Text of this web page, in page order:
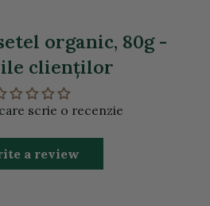
organic, 80g -
clienţilor
scrie o recenzie
a review